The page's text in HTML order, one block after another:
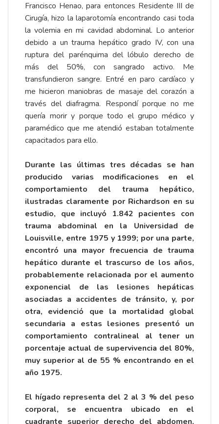
Francisco Henao, para entonces Residente III de
Cirugía, hizo la laparotomía encontrando casi toda
la volemia en mi cavidad abdominal. Lo anterior
debido a un trauma hepático grado IV, con una
ruptura del parénquima del lóbulo derecho de
más del 50%, con sangrado activo. Me
transfundieron sangre. Entré en paro cardíaco y
me hicieron maniobras de masaje del corazón a
través del diafragma. Respondí porque no me
quería morir y porque todo el grupo médico y
paramédico que me atendió estaban totalmente
capacitados para ello.
Durante las últimas tres décadas se han
producido varias modificaciones en el
comportamiento del trauma hepático,
ilustradas claramente por Richardson en su
estudio, que incluyó 1.842 pacientes con
trauma abdominal en la Universidad de
Louisville, entre 1975 y 1999; por una parte,
encontró una mayor frecuencia de trauma
hepático durante el trascurso de los años,
probablemente relacionada por el aumento
exponencial de las lesiones hepáticas
asociadas a accidentes de tránsito, y, por
otra, evidenció que la mortalidad global
secundaria a estas lesiones presentó un
comportamiento contralineal al tener un
porcentaje actual de supervivencia del 80%,
muy superior al de 55 % encontrando en el
año 1975.
El hígado representa del 2 al 3 % del peso
corporal, se encuentra ubicado en el
cuadrante superior derecho del abdomen,